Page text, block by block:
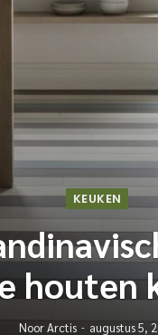
KEUKEN
houten
Noor Arctis augustus 5,